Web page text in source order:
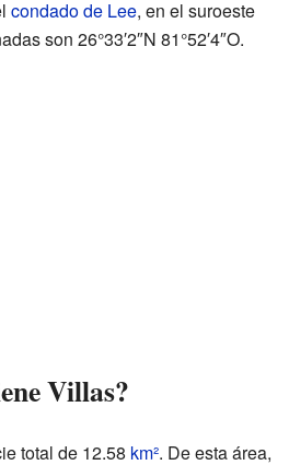
condado de Lee, en el suroeste
son 26°33′2″N 81°52′4″O.
Villas?
total de 12.58 km². De esta área,